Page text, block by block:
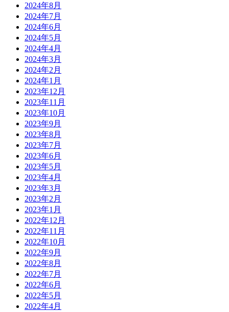
2024年8月
2024年7月
2024年6月
2024年5月
2024年4月
2024年3月
2024年2月
2024年1月
2023年12月
2023年11月
2023年10月
2023年9月
2023年8月
2023年7月
2023年6月
2023年5月
2023年4月
2023年3月
2023年2月
2023年1月
2022年12月
2022年11月
2022年10月
2022年9月
2022年8月
2022年7月
2022年6月
2022年5月
2022年4月